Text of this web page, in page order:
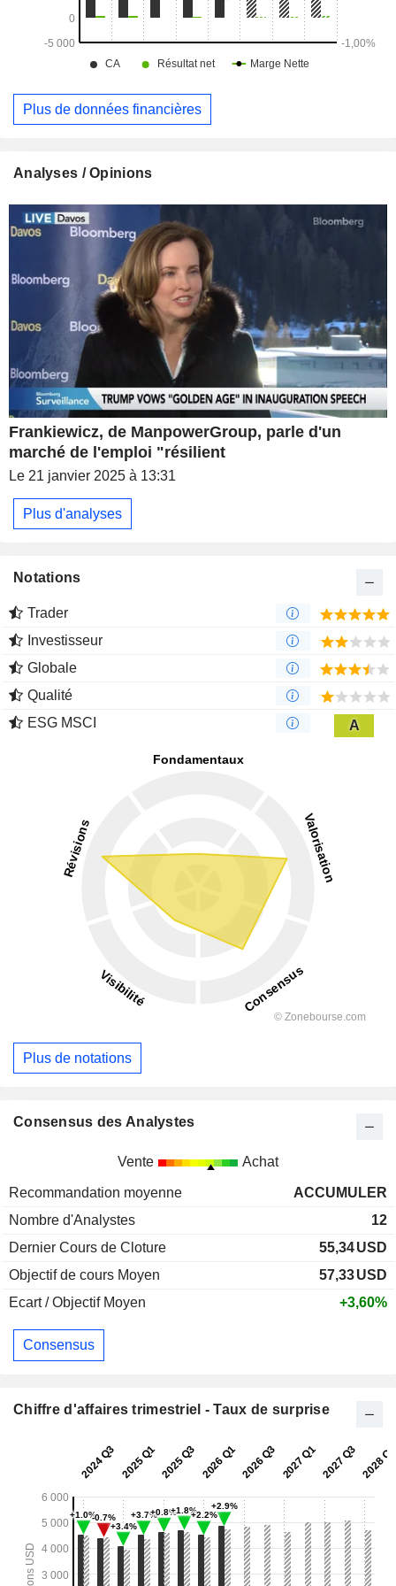
Plus de données financières
Analyses / Opinions
Frankiewicz, de ManpowerGroup, parle d'un
marché de l'emploi "résilient
Le 21 janvier 2025 à 13:31
Plus d'analyses
Notations
Trader
Investisseur
Globale
Qualité
ESG MSCI
A
Plus de notations
Consensus des Analystes
Vente Achat
Recommandation moyenne
ACCUMULER
Nombre d'Analystes
12
Dernier Cours de Cloture
55,34USD
Objectif de cours Moyen
57,33USD
Ecart / Objectif Moyen
+3,60%
Consensus
Chiffre d'affaires trimestriel - Taux de surprise